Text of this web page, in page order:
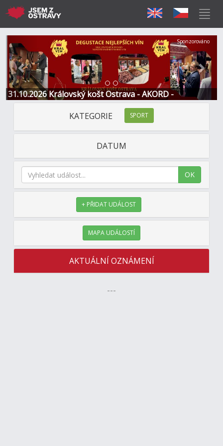
31.10.2026 Královský košt Ostrava - AKORD -
Restaurace a Hotel
Předchozí Další
Sponzorováno
KATEGORIE SPORT
DATUM
OK
+ PŘIDAT UDÁLOST
MAPA UDÁLOSTÍ
AKTUÁLNÍ OZNÁMENÍ
---